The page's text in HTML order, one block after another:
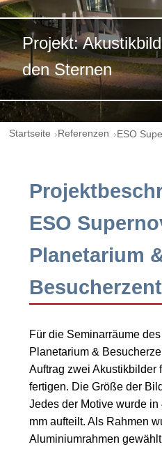
Projekt:
den Sternen
Startseite Referenzen ESO
ESO
Planetarium
Für die Seminarräume
Planetarium &
Auftrag zwei Akustikbilder
fertigen. Die Größe der
Jedes der Motive wurde
mm aufteilt. Als Rahmen
Aluminiumrahmen